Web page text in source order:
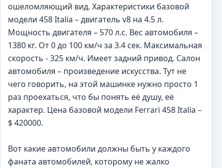
ошеломляющий вид. Характеристики базовой
модели 458 Italia – двигатель v8 на 4.5 л.
Мощность двигателя – 570 л.с. Вес автомобиля –
1380 кг. От 0 до 100 км/ч за 3.4 сек. Максимальная
скорость - 325 км/ч. Имеет задний привод. Салон
автомобиля – произведение искусства. Тут не
чего говорить, на этой машинке нужно просто 1
раз проехаться, что бы понять её душу, её
характер. Цена базовой модели Ferrari 458 Italia –
$ 420000.
Вот какие автомобили должны быть у каждого
фаната автомобилей, которому не жалко